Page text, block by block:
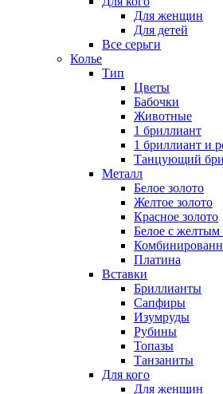
Для женщин
Для детей
Все серьги
Колье
Тип
Цветы
Бабочки
Животные
1 бриллиант
1 бриллиант и
Танцующий
Металл
Белое золото
Желтое золото
Красное золото
Белое с желтым
Платина
Вставки
Бриллианты
Сапфиры
Изумруды
Рубины
Топазы
Танзаниты
Для кого
Для женщин